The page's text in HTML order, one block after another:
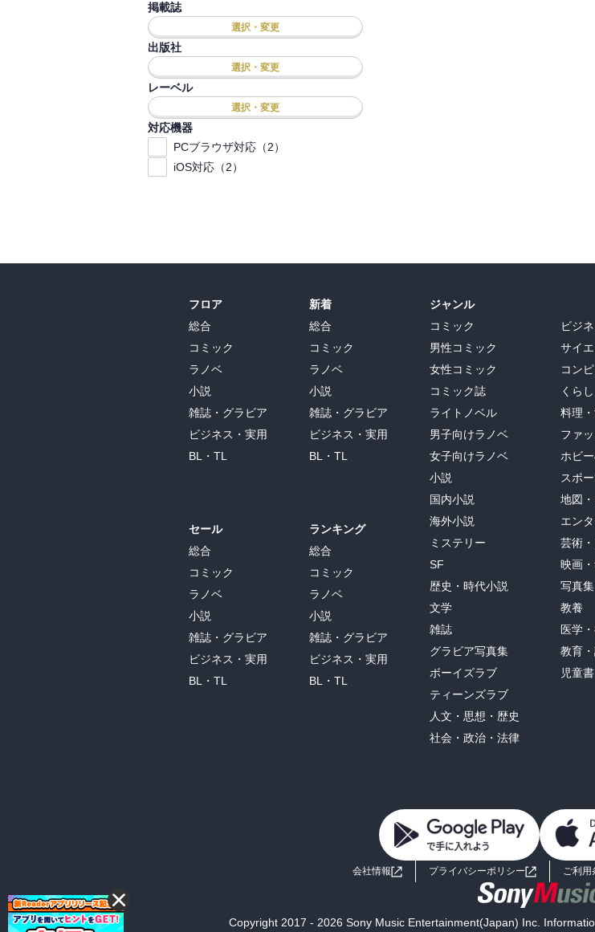
掲載誌
選択・変更
出版社
選択・変更
レーベル
選択・変更
対応機器
PCブラウザ対応（2）
iOS対応（2）
フロア
総合
コミック
ラノベ
小説
雑誌・グラビア
ビジネス・実用
BL・TL
セール
総合
コミック
ラノベ
小説
雑誌・グラビア
ビジネス・実用
BL・TL
新着
総合
コミック
ラノベ
小説
雑誌・グラビア
ビジネス・実用
BL・TL
ランキング
総合
コミック
ラノベ
小説
雑誌・グラビア
ビジネス・実用
BL・TL
ジャンル
コミック
男性コミック
女性コミック
コミック誌
ライトノベル
男子向けラノベ
女子向けラノベ
小説
国内小説
海外小説
ミステリー
SF
歴史・時代小説
文学
雑誌
グラビア写真集
ボーイズラブ
ティーンズラブ
人文・思想・歴史
社会・政治・法律
ビジ
サイ
コン
くら
料理
ファ
ホビ
スポ
地図
エン
芸術
映画
写真集
教養
医学
教育
児童書
会社情報 プライバシーポリシー ご利用
Copyright 2017 - 2026 Sony Music Entertainment(Japan) Inc.